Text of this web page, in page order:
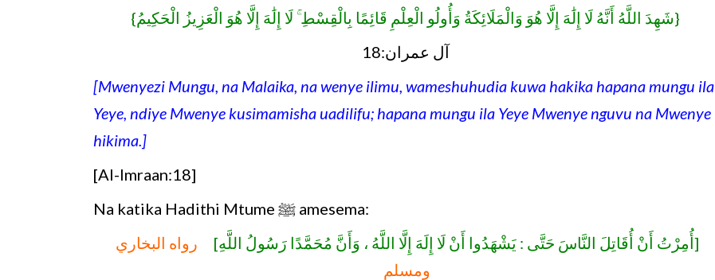
{شَهِدَ اللَّهُ أَنَّهُ لَا إِلَٰهَ إِلَّا هُوَ وَالْمَلَائِكَةُ وَأُولُو الْعِلْمِ قَائِمًا بِالْقِسْطِ ۚ لَا إِلَٰهَ إِلَّا هُوَ الْعَزِيزُ الْحَكِيمُ}
آل عمران:18
[Mwenyezi Mungu, na Malaika, na wenye ilimu, wameshuhudia kuwa hakika hapana mungu ila
Yeye, ndiye Mwenye kusimamisha uadilifu; hapana mungu ila Yeye Mwenye nguvu na Mwenye
hikima.]
[Al-Imraan:18]
Na katika Hadithi Mtume ﷺ amesema:
[أُمِرْتُ أَنْ أُقَاتِلَ النَّاسَ حَتَّى : يَشْهَدُوا أَنْ لَا إِلَهَ إِلَّا اللَّهُ ، وَأَنَّ مُحَمَّدًا رَسُولُ اللَّهِ]
رواه البخاري
ومسلم